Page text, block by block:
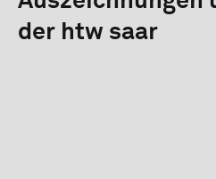
der htw saar